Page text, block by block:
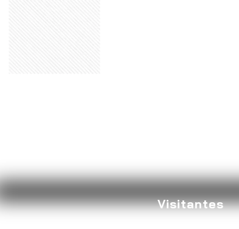
Visitantes